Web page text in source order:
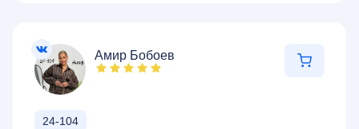
Амир Бобоев
24-104